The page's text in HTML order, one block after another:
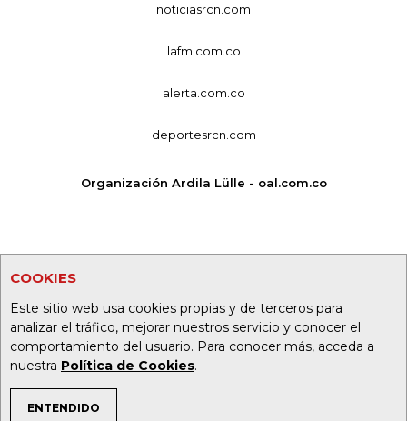
COOKIES
Este sitio web usa cookies propias y de terceros para
analizar el tráfico, mejorar nuestros servicio y conocer el
comportamiento del usuario. Para conocer más, acceda a
nuestra Política de Cookies.
ENTENDIDO
noticiasrcn.com
lafm.com.co
alerta.com.co
deportesrcn.com
Organización Ardila Lülle - oal.com.co